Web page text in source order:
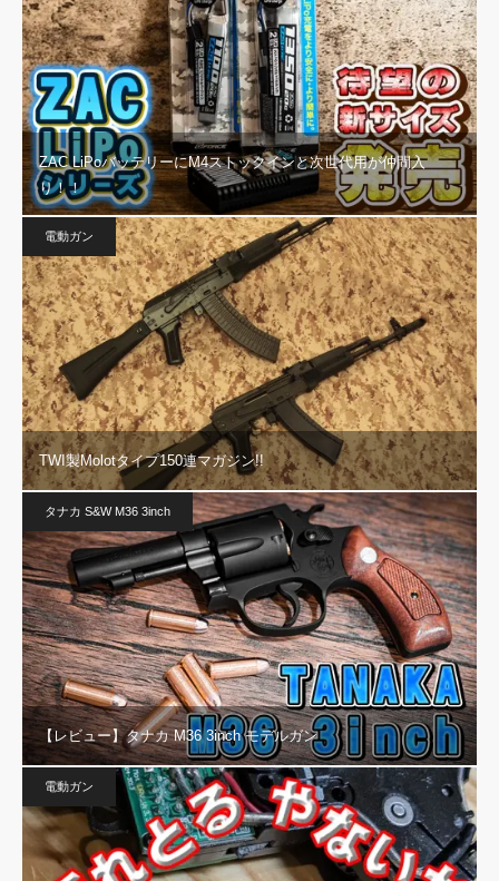
ZAC LiPoバッテリーにM4ストックインと次世代用が仲間入
り！！
電動ガン
TWI製Molotタイプ150連マガジン!!
タナカ S&W M36 3inch
【レビュー】タナカ M36 3inch モデルガン
電動ガン